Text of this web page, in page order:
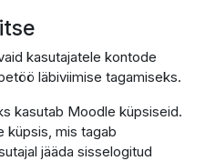
kasutajatele kontode
läbiviimise tagamiseks.
kasutab Moodle küpsiseid.
küpsis, mis tagab
jääda sisselogitud